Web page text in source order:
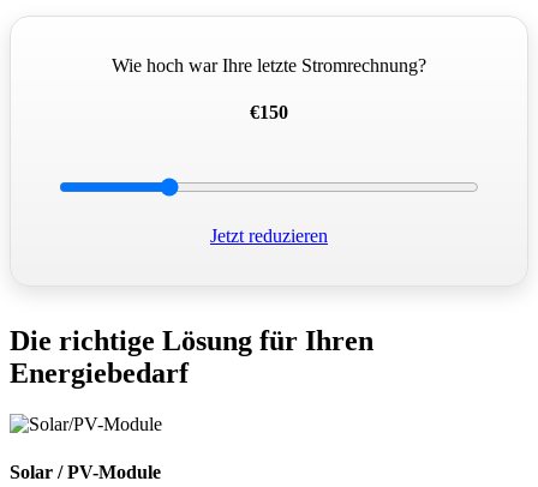
Wie hoch war Ihre letzte Stromrechnung?
€150
Jetzt reduzieren
Die richtige Lösung für Ihren
Energiebedarf
Solar / PV-Module